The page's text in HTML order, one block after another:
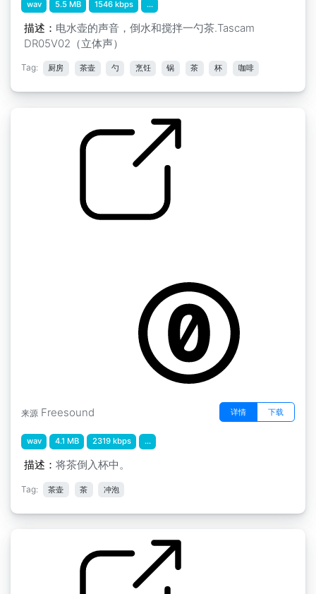
wav 5.5 MB 1546 kbps ...
描述： 电水壶的声音，倒水和搅拌一勺茶.Tascam
DR05V02（立体声）
Tag: 厨房 茶壶 勺 烹饪 锅 茶 杯 咖啡
来源 Freesound 详情 下载
wav 4.1 MB 2319 kbps ...
描述： 将茶倒入杯中。
Tag: 茶壶 茶 冲泡